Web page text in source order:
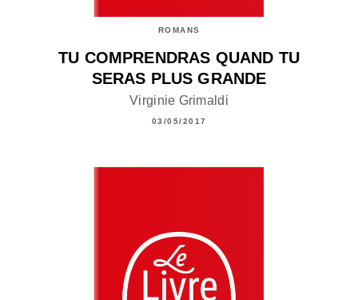
ROMANS
TU COMPRENDRAS QUAND TU
SERAS PLUS GRANDE
Virginie Grimaldi
03/05/2017